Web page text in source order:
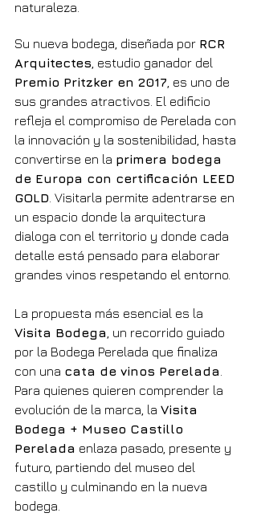
naturaleza.
Su nueva bodega, diseñada por RCR
Arquitectes , estudio ganador del
Premio Pritzker en 2017 , es uno de
sus grandes atractivos. El edificio
refleja el compromiso de Perelada con
la innovación y la sostenibilidad, hasta
convertirse en la primera bodega
de Europa con certificación LEED
GOLD . Visitarla permite adentrarse en
un espacio donde la arquitectura
dialoga con el territorio y donde cada
detalle está pensado para elaborar
grandes vinos respetando el entorno.
La propuesta más esencial es la
Visita Bodega , un recorrido guiado
por la Bodega Perelada que finaliza
con una cata de vinos Perelada
Para quienes quieren comprender la
evolución de la marca, la Visita
Bodega + Museo Castillo
Perelada enlaza pasado, presente y
futuro, partiendo del museo del
castillo y culminando en la nueva
bodega.